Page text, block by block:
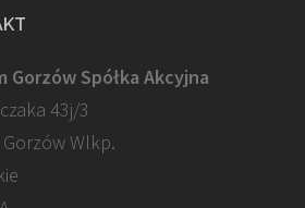
Gorzów Spółka Akcyjna
43j/3
Wlkp.